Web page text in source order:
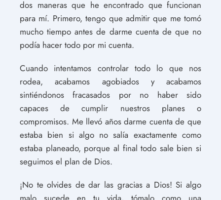
dos maneras que he encontrado que funcionan
para mí. Primero, tengo que admitir que me tomó
mucho tiempo antes de darme cuenta de que no
podía hacer todo por mi cuenta.
Cuando intentamos controlar todo lo que nos
rodea, acabamos agobiados y acabamos
sintiéndonos fracasados por no haber sido
capaces de cumplir nuestros planes o
compromisos. Me llevó años darme cuenta de que
estaba bien si algo no salía exactamente como
estaba planeado, porque al final todo sale bien si
seguimos el plan de Dios.
¡No te olvides de dar las gracias a Dios! Si algo